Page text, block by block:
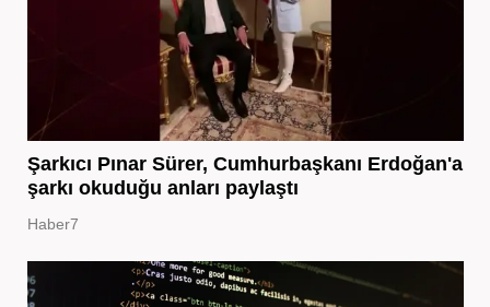
Şarkıcı Pınar Sürer, Cumhurbaşkanı Erdoğan'a
şarkı okuduğu anları paylaştı
Haber7